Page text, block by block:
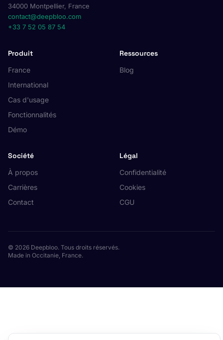
34000 Montpellier, France
contact@deepbloo.com
+33 7 52 05 87 54
Produit
France
International
Cas d'usage
Fonctionnalités
Démo
Ressources
Blog
Société
À propos
Carrières
Contact
Légal
Confidentialité
Cookies
CGU
© 2026 Deepbloo. Tous droits réservés.
Made in Occitanie, France.